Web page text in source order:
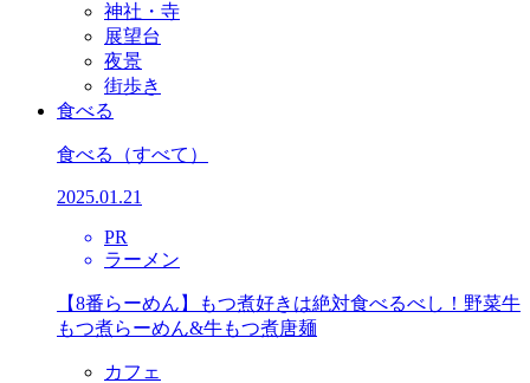
神社・寺
展望台
夜景
街歩き
食べる
食べる （すべて）
2025.01.21
PR
ラーメン
【8番らーめん】もつ煮好きは絶対食べるべし！野菜牛
もつ煮らーめん&牛もつ煮唐麺
カフェ